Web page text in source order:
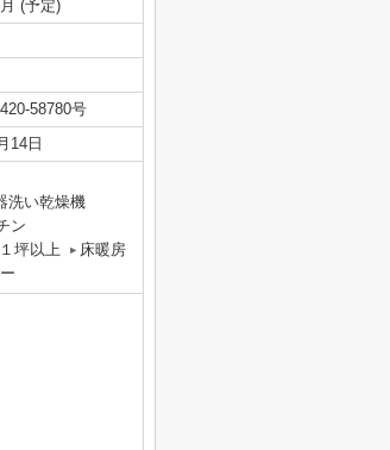
(予定)
58780号
14日
洗い乾燥機
ン
坪以上
床暖房